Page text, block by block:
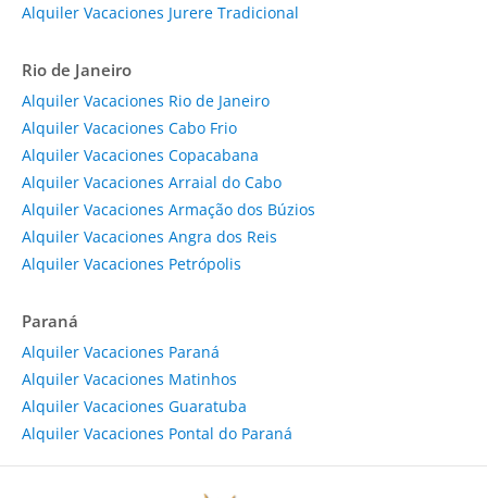
Alquiler Vacaciones Jurere Tradicional
Rio de Janeiro
Alquiler Vacaciones Rio de Janeiro
Alquiler Vacaciones Cabo Frio
Alquiler Vacaciones Copacabana
Alquiler Vacaciones Arraial do Cabo
Alquiler Vacaciones Armação dos Búzios
Alquiler Vacaciones Angra dos Reis
Alquiler Vacaciones Petrópolis
Paraná
Alquiler Vacaciones Paraná
Alquiler Vacaciones Matinhos
Alquiler Vacaciones Guaratuba
Alquiler Vacaciones Pontal do Paraná